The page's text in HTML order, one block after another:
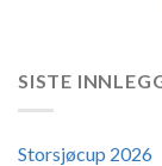
SISTE
Storsjøcup 2026